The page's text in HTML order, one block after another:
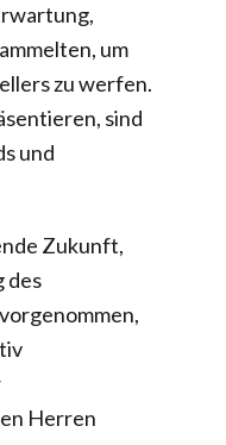
um
zu werfen.
sind
und
Zukunft,
des
Herren